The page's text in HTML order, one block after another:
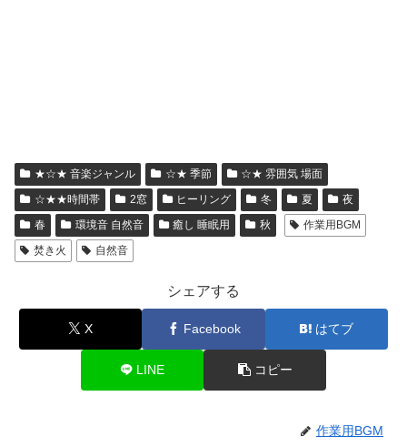
★☆★ 音楽ジャンル ☆★ 季節
☆★ 雰囲気 場面
☆★★時間帯
2窓 ヒーリング 冬 夏
夜
春
環境音 自然音 癒し 睡眠用 秋
作業用BGM
焚き火
自然音
シェアする
X Facebook はてブ
LINE コピー
作業用BGM